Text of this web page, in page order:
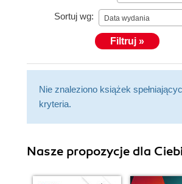
Sortuj wg: Data wydania
Filtruj »
Nie znaleziono książek
kryteria.
Nasze propozycje dla